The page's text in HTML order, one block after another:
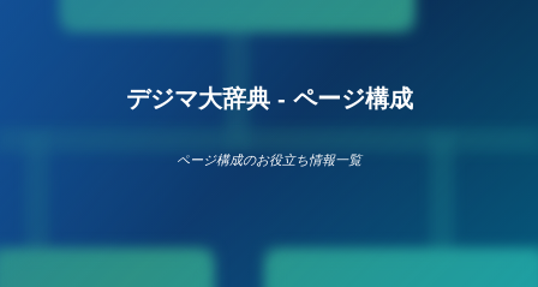
デジマ大辞典 - ページ構成
ページ構成のお役立ち情報一覧